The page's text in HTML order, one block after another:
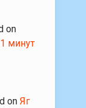
on
минут
onЯг